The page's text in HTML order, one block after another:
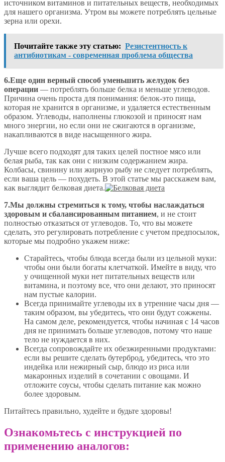
источником витаминов и питательных веществ, необходимых
для нашего организма. Утром вы можете потреблять цельные
зерна или орехи.
Почитайте также эту статью: Резистентность к
антибиотикам - современная проблема общества
6.Еще один верный способ уменьшить желудок без
операции — потреблять больше белка и меньше углеводов.
Причина очень проста для понимания: белок-это пища,
которая не хранится в организме, и удаляется естественным
образом. Углеводы, наполнены глюкозой и приносят нам
много энергии, но если они не сжигаются в организме,
накапливаются в виде насыщенного жира.
Лучше всего подходят для таких целей постное мясо или
белая рыба, так как они с низким содержанием жира.
Колбасы, свинину или жирную рыбу не следует потреблять,
если ваша цель — похудеть. В этой статье мы расскажем вам,
как выглядит белковая диета.
7.Мы должны стремиться к тому, чтобы наслаждаться
здоровым и сбалансированным питанием, и не стоит
полностью отказаться от углеводов. То, что вы можете
сделать, это регулировать потребление с учетом предпосылок,
которые мы подробно укажем ниже:
Старайтесь, чтобы блюда всегда были из цельной муки:
чтобы они были богаты клетчаткой. Имейте в виду, что
у очищенной муки нет питательных веществ или
витамина, и поэтому все, что они делают, это приносят
нам пустые калории.
Всегда принимайте углеводы их в утренние часы дня —
таким образом, вы убедитесь, что они будут сожжены.
На самом деле, рекомендуется, чтобы начиная с 14 часов
дня не принимать больше углеводов, потому что наше
тело не нуждается в них.
Всегда сопровождайте их обезжиренными продуктами:
если вы решите сделать бутерброд, убедитесь, что это
индейка или нежирный сыр, блюдо из риса или
макаронных изделий в сочетании с овощами. И
отложите соусы, чтобы сделать питание как можно
более здоровым.
Питайтесь правильно, худейте и будьте здоровы!
Ознакомьтесь с инструкцией по
применению аналогов: